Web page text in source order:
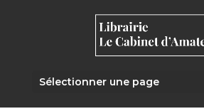
Sélectionner une page